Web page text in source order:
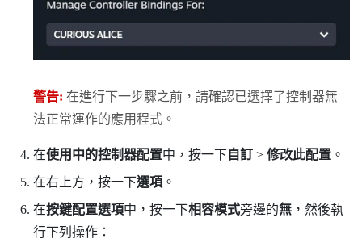
警告: 在進行下一步驟之前，請確認已選擇了控制器無
法正常運作的應用程式。
在使用中的控制器配置中，按一下自訂> 修改此配置。
在右上方，按一下選項。
在按鍵配置選項中，按一下相容模式旁邊的無，然後執
行下列操作：